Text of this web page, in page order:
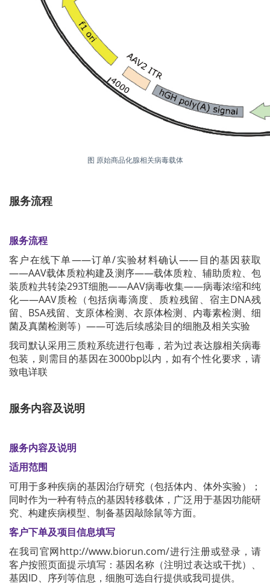
图 原始商品化腺相关病毒载体
服务流程
服务流程
客户在线下单——订单/实验材料确认——目的基因获取
——AAV载体质粒构建及测序——载体质粒、辅助质粒、包
装质粒共转染293T细胞——AAV病毒收集——病毒浓缩和纯
化——AAV质检（包括病毒滴度、质粒残留、宿主DNA残
留、BSA残留、支原体检测、衣原体检测、内毒素检测、细
菌及真菌检测等）——可选后续感染目的细胞及相关实验
我司默认采用三质粒系统进行包毒，若为过表达腺相关病毒
包装，则需目的基因在3000bp以内，如有个性化要求，请
致电详联
服务内容及说明
服务内容及说明
适用范围
可用于多种疾病的基因治疗研究（包括体内、体外实验）；
同时作为一种有特点的基因转移载体，广泛用于基因功能研
究、构建疾病模型、制备基因敲除鼠等方面。
客户下单及项目信息填写
在我司官网http://www.biorun.com/进行注册或登录，请
客户按照页面提示填写：基因名称（注明过表达或干扰）、
基因ID、序列等信息，细胞可选自行提供或我司提供。